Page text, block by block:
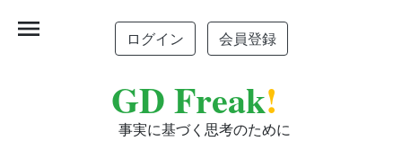
ログイン 会員登録
GD Freak!
事実に基づく思考のために
menu